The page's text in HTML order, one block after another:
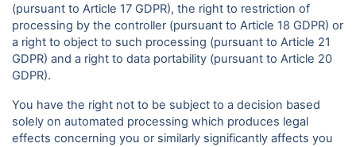
(pursuant to Article 17 GDPR), the right to restriction of
processing by the controller (pursuant to Article 18 GDPR) or
a right to object to such processing (pursuant to Article 21
GDPR) and a right to data portability (pursuant to Article 20
GDPR).
You have the right not to be subject to a decision based
solely on automated processing which produces legal
effects concerning you or similarly significantly affects you